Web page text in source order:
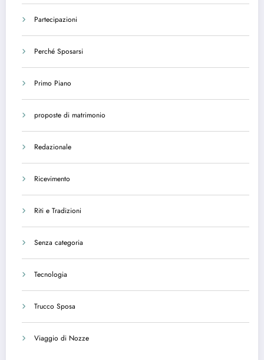
Partecipazioni
Perché Sposarsi
Primo Piano
proposte di matrimonio
Redazionale
Ricevimento
Riti e Tradizioni
Senza categoria
Tecnologia
Trucco Sposa
Viaggio di Nozze